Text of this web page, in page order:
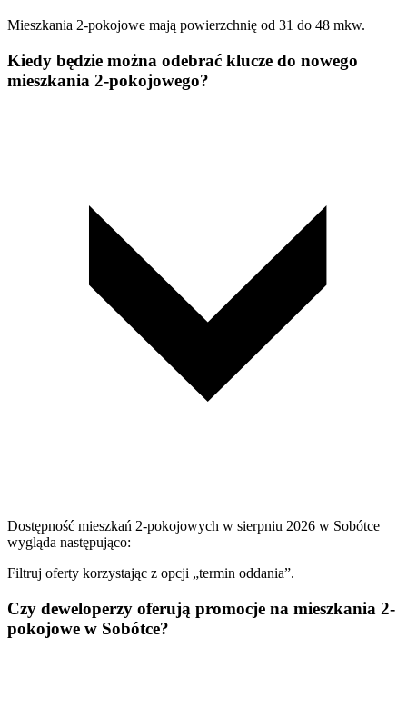
Mieszkania 2-pokojowe mają powierzchnię od 31 do 48 mkw.
Kiedy będzie można odebrać klucze do nowego
mieszkania 2-pokojowego?
Dostępność mieszkań 2-pokojowych w sierpniu 2026 w Sobótce
wygląda następująco:
Filtruj oferty korzystając z opcji „termin oddania”.
Czy deweloperzy oferują promocje na mieszkania 2-
pokojowe w Sobótce?